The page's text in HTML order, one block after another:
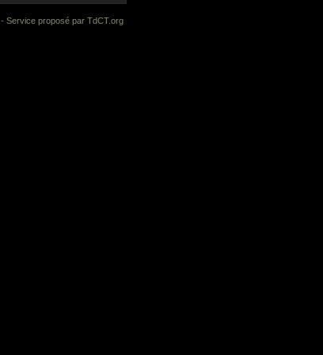
- Service proposé par TdCT.org